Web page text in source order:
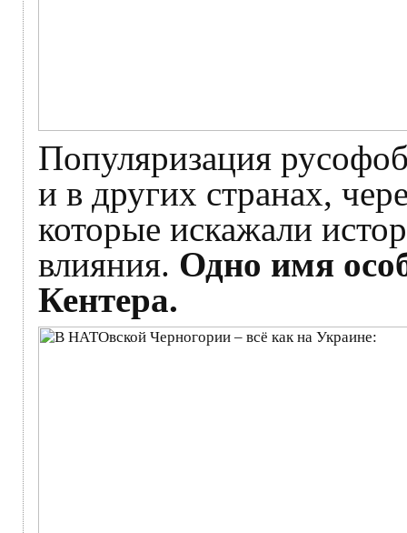
Популяризация
и в других странах,
которые искажали
влияния. Одно имя
Кентера.